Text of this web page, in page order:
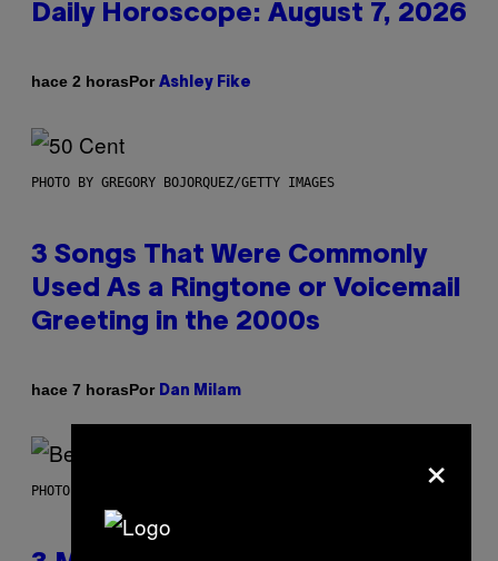
Daily Horoscope: August 7, 2026
hace 2 horasPor Ashley Fike
PHOTO BY GREGORY BOJORQUEZ/GETTY IMAGES
3 Songs That Were Commonly
Used As a Ringtone or Voicemail
Greeting in the 2000s
hace 7 horasPor Dan Milam
PHOTO BY KEVIN WINTER/GETTY IMAGES FOR RADIO DISNEY ×